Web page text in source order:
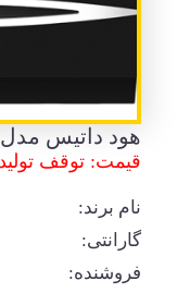
هود داتیس مدل
قیمت: توقف تولید
نام برند:
گارانتی:
فروشنده: